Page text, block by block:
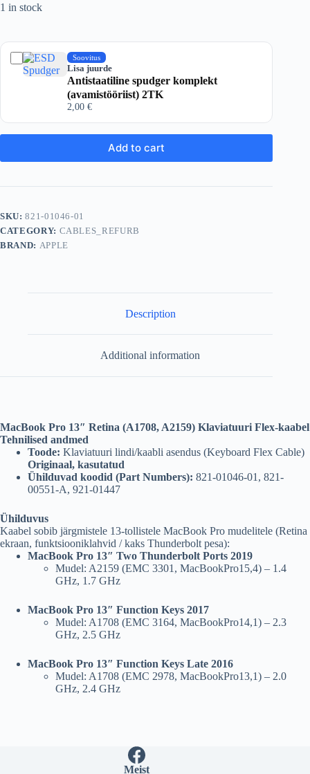
1 in stock
Soovitus
Lisa juurde
Antistaatiline spudger komplekt
(avamistööriist) 2TK
2,00 €
Add to cart
SKU:821-01046-01
CATEGORY: CABLES_REFURB
BRAND: APPLE
Description
Additional information
MacBook Pro 13″ Retina (A1708, A2159) Klaviatuuri Flex-kaabel
Tehnilised andmed
Toode: Klaviatuuri lindi/kaabli asendus (Keyboard Flex Cable)
Originaal, kasutatud
Ühilduvad koodid (Part Numbers): 821-01046-01, 821-
00551-A, 921-01447
Ühilduvus
Kaabel sobib järgmistele 13-tollistele MacBook Pro mudelitele (Retina
ekraan, funktsiooniklahvid / kaks Thunderbolt pesa):
MacBook Pro 13″ Two Thunderbolt Ports 2019
Mudel: A2159 (EMC 3301, MacBookPro15,4) – 1.4
GHz, 1.7 GHz
MacBook Pro 13″ Function Keys 2017
Mudel: A1708 (EMC 3164, MacBookPro14,1) – 2.3
GHz, 2.5 GHz
MacBook Pro 13″ Function Keys Late 2016
Mudel: A1708 (EMC 2978, MacBookPro13,1) – 2.0
GHz, 2.4 GHz
Meist